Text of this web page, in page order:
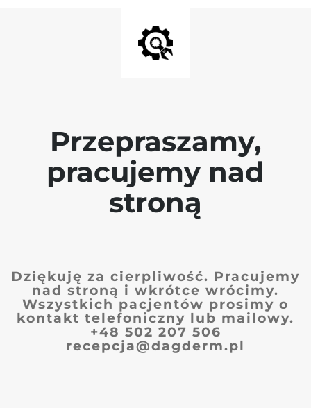
Przepraszamy,
pracujemy nad
stroną
Dziękuję za cierpliwość. Pracujemy
nad stroną i wkrótce wrócimy.
Wszystkich pacjentów prosimy o
kontakt telefoniczny lub mailowy.
+48 502 207 506
recepcja@dagderm.pl